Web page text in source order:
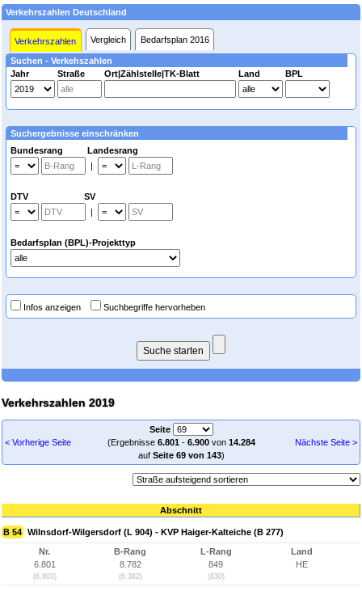
Verkehrszahlen Deutschland
Verkehrszahlen Vergleich Bedarfsplan 2016
Suchen - Verkehszahlen
Jahr
Straße Ort|Zählstelle|TK-Blatt Land BPL
Suchergebnisse einschränken
Bundesrang Landesrang
|
DTV SV
|
Bedarfsplan (BPL)-Projekttyp
Infos anzeigen Suchbegriffe hervorheben
Verkehrszahlen 2019
< Vorherige Seite
Seite
(Ergebnisse 6.801- 6.900von 14.284
auf Seite 69 von 143)
Nächste Seite >
Abschnitt
B 54 Wilnsdorf-Wilgersdorf (L 904) - KVP Haiger-Kalteiche (B 277)
Nr.
6.801
(6.803)
B-Rang
8.782
(6.382)
L-Rang
849
(830)
Land
HE